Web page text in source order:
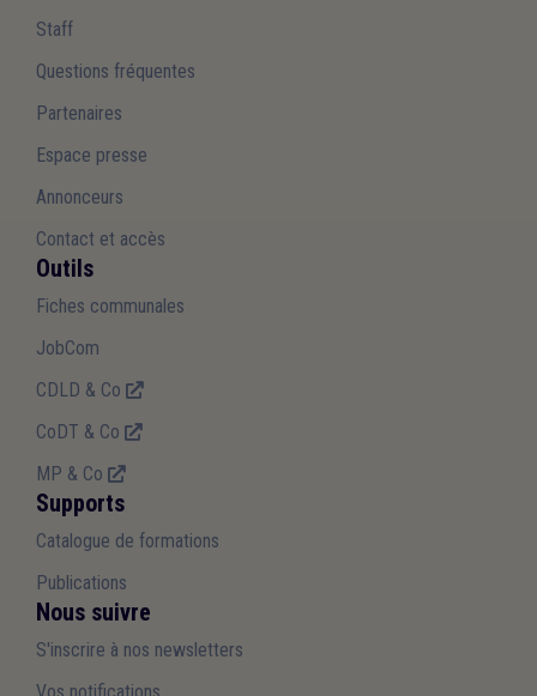
Staff
Questions fréquentes
Partenaires
Espace presse
Annonceurs
Contact et accès
Outils
Fiches communales
JobCom
CDLD & Co
CoDT & Co
MP & Co
Supports
Catalogue de formations
Publications
Nous suivre
S'inscrire à nos newsletters